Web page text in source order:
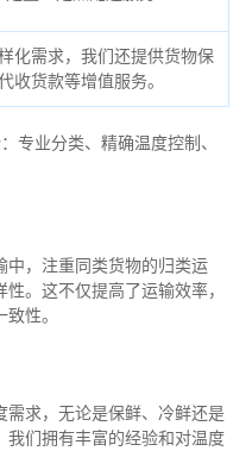
化需求，我们还提供货物保
收货款等增值服务。
专业分类、 精确温度控制、
中，注重同类货物的归类运
。这不仅提高了运输效率，
性。
需求，无论是保鲜、冷鲜还是
我们拥有丰富的经验和对温度